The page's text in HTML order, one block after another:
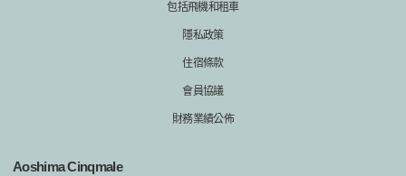
包括飛機和租車
隱私政策
住宿條款
會員協議
財務業績公佈
Aoshima Cinqmale